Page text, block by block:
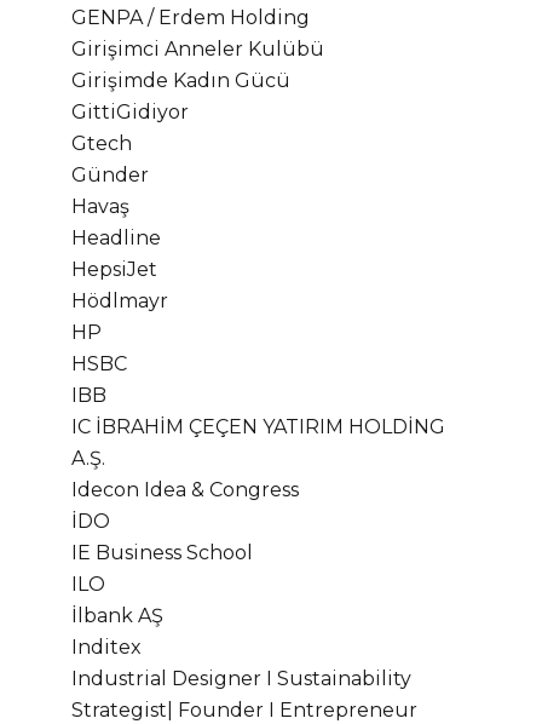
GENPA / Erdem Holding
Girişimci Anneler Kulübü
Girişimde Kadın Gücü
GittiGidiyor
Gtech
Günder
Havaş
Headline
HepsiJet
Hödlmayr
HP
HSBC
IBB
IC İBRAHİM ÇEÇEN YATIRIM HOLDİNG
A.Ş.
Idecon Idea & Congress
İDO
IE Business School
ILO
İlbank AŞ
Inditex
Industrial Designer I Sustainability
Strategist| Founder I Entrepreneur